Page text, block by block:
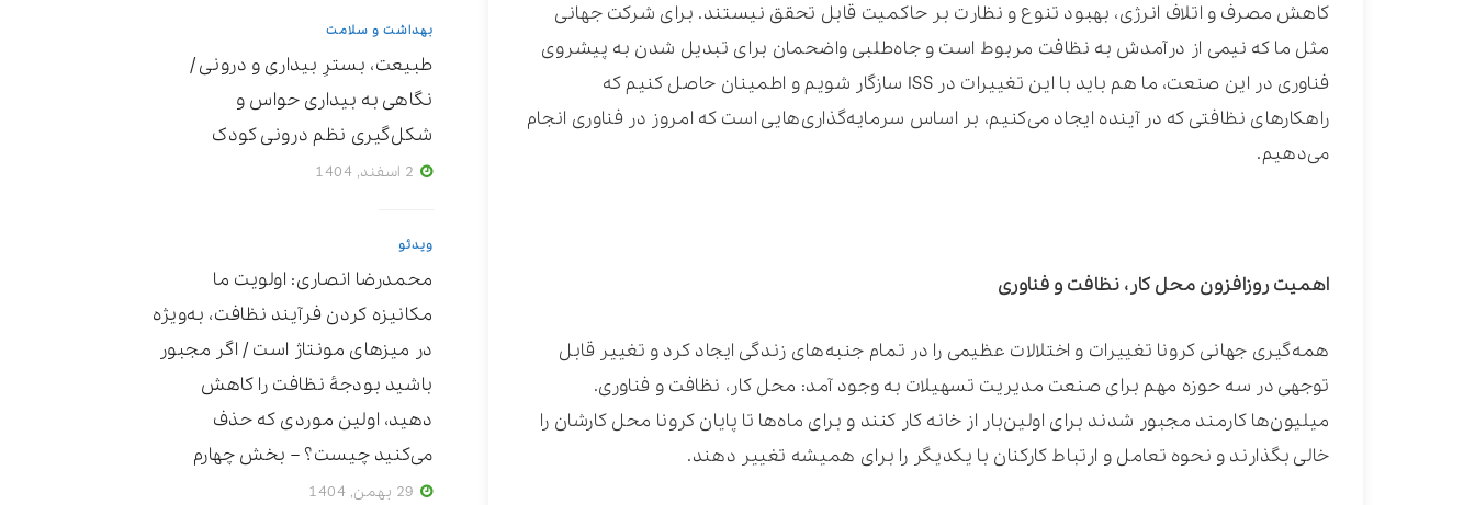
کاهش مصرف و اتلاف انرژی، بهبود تنوع و نظارت بر حاکمیت قابل تحقق نیستند. برای شرکت جهانی
مثل ما که نیمی از درآمدش به نظافت مربوط است و جاه‌طلبی واضحمان برای تبدیل شدن به پیشروی
فناوری در این صنعت، ما هم باید با این تغییرات در ISS سازگار شویم و اطمینان حاصل کنیم که
راهکارهای نظافتی که در آینده ایجاد می‌کنیم، بر اساس سرمایه‌گذاری‌هایی است که امروز در فناوری انجام
می‌دهیم.
اهمیت روزافزون محل کار، نظافت و فناوری
همه‌گیری جهانی کرونا تغییرات و اختلالات عظیمی را در تمام جنبه‌های زندگی ایجاد کرد و تغییر قابل
توجهی در سه حوزه مهم برای صنعت مدیریت تسهیلات به وجود آمد: محل کار، نظافت و فناوری.
میلیون‌ها کارمند مجبور شدند برای اولین‌بار از خانه کار کنند و برای ماه‌ها تا پایان کرونا محل کارشان را
خالی بگذارند و نحوه تعامل و ارتباط کارکنان با یکدیگر را برای همیشه تغییر دهند.
بهداشت و سلامت
طبیعت، بسترِ بیداری و درونی /
نگاهی به بیداری حواس و
شکل‌گیری نظم درونی کودک
ویدئو
محمدرضا انصاری: اولویت ما
مکانیزه ‌کردن فرآیند نظافت، به‌ویژه
در میزهای مونتاژ است / اگر مجبور
باشید بودجۀ نظافت را کاهش
دهید، اولین موردی که حذف
می‌کنید چیست؟ – بخش چهارم